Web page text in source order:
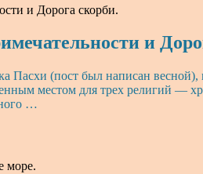
и Дорога скорби.
и
Пасхи (пост был написан
местом для трех религий —
…
море.